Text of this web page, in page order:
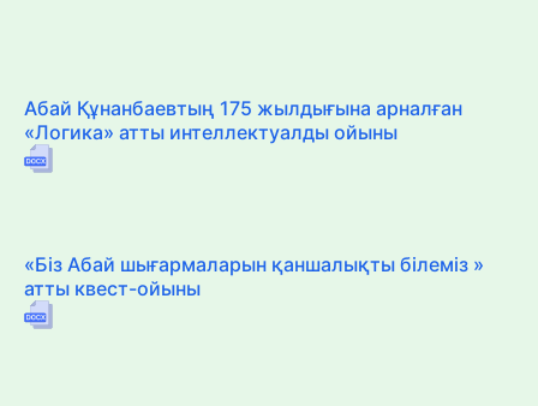
Абай Құнанбаевтың 175 жылдығына арналған
«Логика» атты интеллектуалды ойыны
«Біз Абай шығармаларын қаншалықты білеміз »
атты квест-ойыны